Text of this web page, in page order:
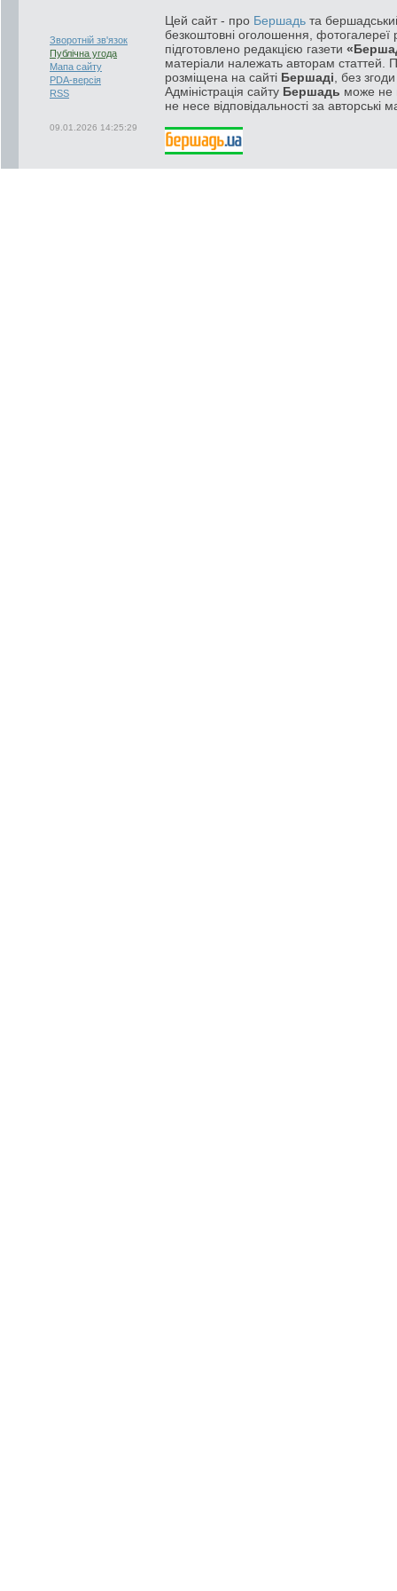
Зворотній зв'язок
Публічна угода
Мапа сайту
PDA-версія
RSS
09.01.2026 14:25:29
Цей сайт - про Бершадь та
безкоштовні оголошення, фотогалереї
підготовлено редакцією газети
матеріали належать авторам статтей.
розміщена на сайті Бершаді , без
Адміністрація сайту Бершадь може не
не несе відповідальності за авторські